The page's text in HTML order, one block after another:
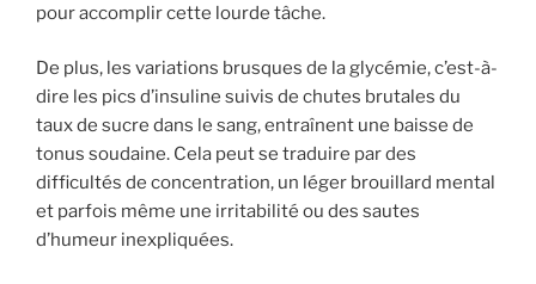
pour accomplir cette lourde tâche.
De plus, les variations brusques de la glycémie, c’est-à-
dire les pics d’insuline suivis de chutes brutales du
taux de sucre dans le sang, entraînent une baisse de
tonus soudaine. Cela peut se traduire par des
difficultés de concentration, un léger brouillard mental
et parfois même une irritabilité ou des sautes
d’humeur inexpliquées.